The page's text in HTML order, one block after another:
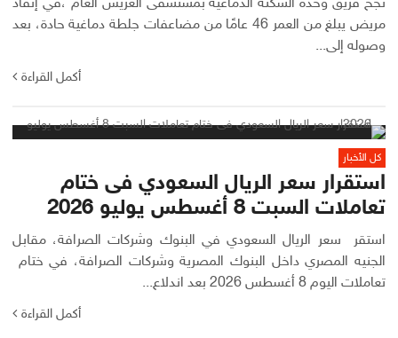
نجح فريق وحدة السكتة الدماغية بمستشفى العريش العام ،في إنقاذ
مريض يبلغ من العمر 46 عامًا من مضاعفات جلطة دماغية حادة، بعد
وصوله إلى...
أكمل القراءة
كل الأخبار
استقرار سعر الريال السعودي فى ختام
تعاملات السبت 8 أغسطس يوليو 2026
استقر سعر الريال السعودي في البنوك وشركات الصرافة، مقابل
الجنيه المصري داخل البنوك المصرية وشركات الصرافة، في ختام
تعاملات اليوم 8 أغسطس 2026 بعد اندلاع...
أكمل القراءة